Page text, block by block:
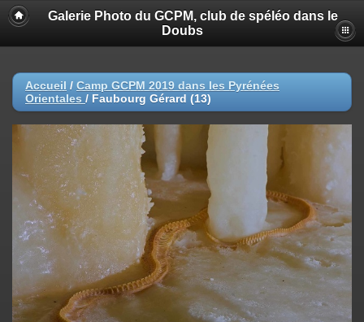
Galerie Photo du GCPM, club de spéléo dans le
Doubs
Accueil / Camp GCPM 2019 dans les Pyrénées
Orientales / Faubourg Gérard (13)